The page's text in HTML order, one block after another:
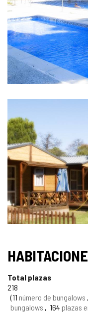
IMÁGENES
SELLO
TURISMO
DE
CONFIANZA
Total plazas
218
11 número de bungalows
bungalows
164 plazas